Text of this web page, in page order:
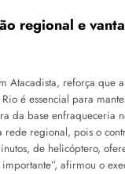
regional e
Atacadista, reforça que
é essencial para
da base enfraqueceria
rede regional, pois o
de helicóptero,
afirmou o